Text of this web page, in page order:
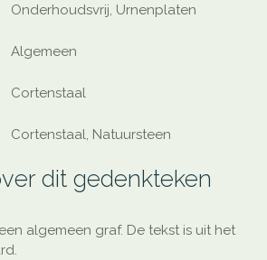
Onderhoudsvrij, Urnenplaten
Algemeen
Cortenstaal
Cortenstaal, Natuursteen
dit gedenkteken
algemeen graf. De tekst is uit het